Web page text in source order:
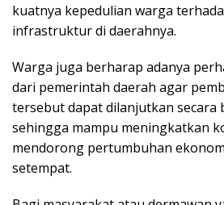
kuatnya kepedulian warga
infrastruktur di daerahnya.
Warga juga berharap adanya
dari pemerintah daerah agar
tersebut dapat dilanjutkan secara
sehingga mampu meningkatkan
mendorong pertumbuhan
setempat.